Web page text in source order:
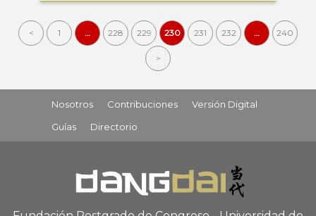
< 1 … 228 229 230 231 232 … 240
>
Nosotros Contribuciones
Versión Digital
Guías
Directorio